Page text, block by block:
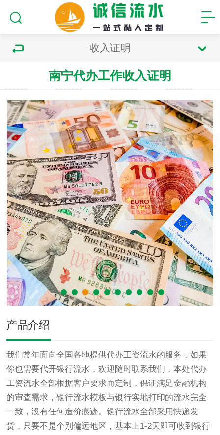
收入证明
南宁代办工作收入证明
产品介绍
我们常年面向全国各地提供代办工资流水的服务，如果
你也需要代开银行流水，欢迎随时联系我们，本处代办
工资流水全部根据客户要求而定制，保证满足金融机构
的审查需求，银行流水模板与银行实地打印的流水完全
一致，没有任何造价痕迹。银行流水全部采用快递发
货，只要不是个别偏远地区，基本上1-2天即可收到银行